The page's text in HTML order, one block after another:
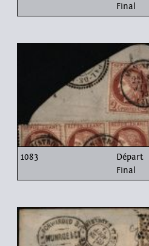
Final
1083 Départ
Final